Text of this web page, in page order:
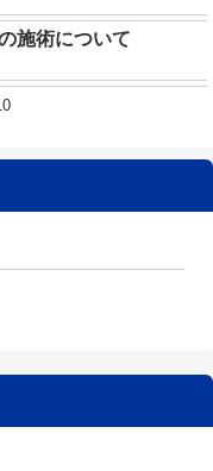
施術について